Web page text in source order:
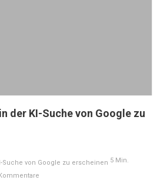
der KI-Suche von Google zu
5 Min.